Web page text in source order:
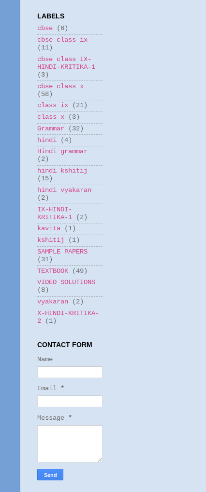
LABELS
cbse
(6)
cbse class ix
(11)
cbse class IX-
HINDI-KRITIKA-1
(3)
cbse class x
(58)
class ix
(21)
class x
(3)
Grammar
(32)
hindi
(4)
Hindi grammar
(2)
hindi kshitij
(15)
hindi vyakaran
(2)
IX-HINDI-
KRITIKA-1
(2)
kavita
(1)
kshitij
(1)
SAMPLE PAPERS
(31)
TEXTBOOK
(49)
VIDEO SOLUTIONS
(8)
vyakaran
(2)
X-HINDI-KRITIKA-
2
(1)
CONTACT FORM
Name
Email *
Message *